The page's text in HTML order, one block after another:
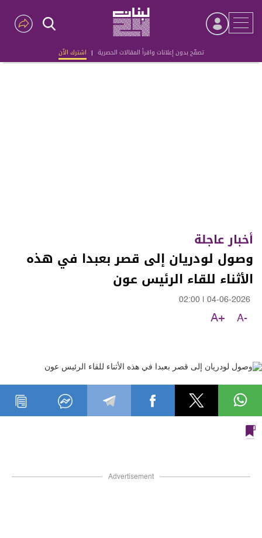
تصفّح بدون إعلانات واقرأ المقالات الحصرية | اشترك الآن
Advertisement
أخبار عاجلة
وصول لودريان إلى قصر بعبدا في هذه
الأثناء للقاء الرئيس عون
04-06-2026
02:00
A-
A+
Advertisement